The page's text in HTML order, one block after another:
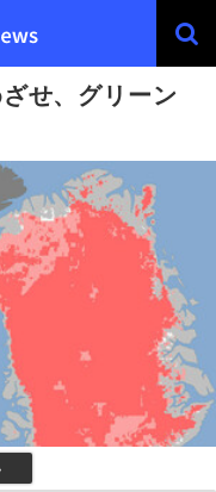
せ、グリーン